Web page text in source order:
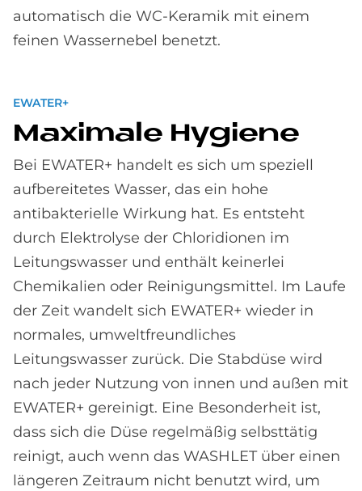
automatisch die WC-Keramik mit einem
feinen Wassernebel benetzt.
EWATER+
Ma­xi­ma­le Hy­gie­ne
Bei EWATER+ handelt es sich um speziell
aufbereitetes Wasser, das ein hohe
antibakterielle Wirkung hat. Es entsteht
durch Elektrolyse der Chloridionen im
Leitungswasser und enthält keinerlei
Chemikalien oder Reinigungsmittel. Im Laufe
der Zeit wandelt sich EWATER+ wieder in
normales, umweltfreundliches
Leitungswasser zurück. Die Stabdüse wird
nach jeder Nutzung von innen und außen mit
EWATER+ gereinigt. Eine Besonderheit ist,
dass sich die Düse regelmäßig selbsttätig
reinigt, auch wenn das WASHLET über einen
längeren Zeitraum nicht benutzt wird, um